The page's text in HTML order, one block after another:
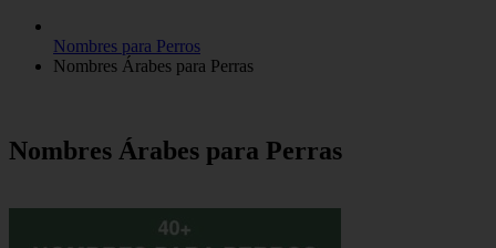
Nombres para Perros
Nombres Árabes para Perras
Nombres Árabes para Perras